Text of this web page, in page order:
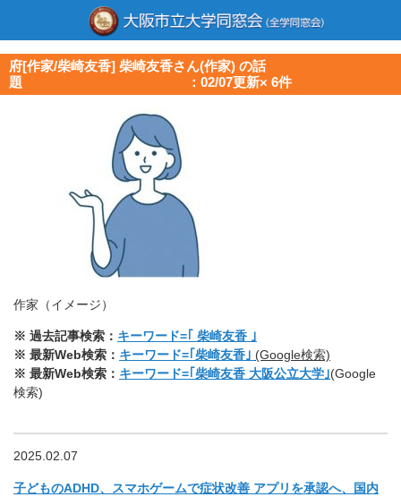
府[作家/柴崎友香] 柴崎友香さん(作家) の話
題 ：02/07更新× 6件
作家（イメージ）
※ 過去記事検索： キーワード=｢ 柴崎友香 ｣
※ 最新Web検索： キーワード=｢柴崎友香｣ (Google検索)
※ 最新Web検索： キーワード=｢柴崎友香 大阪公立大学｣(Google
検索)
2025.02.07
子どものADHD、スマホゲームで症状改善 アプリを承認へ、国内